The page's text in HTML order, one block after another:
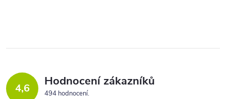
4,6 Hodnocení zákazníků
494 hodnocení